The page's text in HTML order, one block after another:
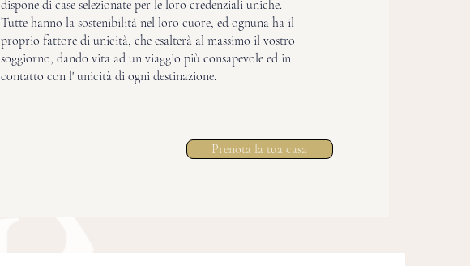
dispone di case selezionate per le loro credenziali uniche.
Tutte hanno la sostenibilitá nel loro cuore, ed ognuna ha il
proprio fattore di unicità, che esalterà al massimo il vostro
soggiorno, dando vita ad un viaggio più consapevole ed in
contatto con l' unicità di ogni destinazione.
Prenota la tua casa